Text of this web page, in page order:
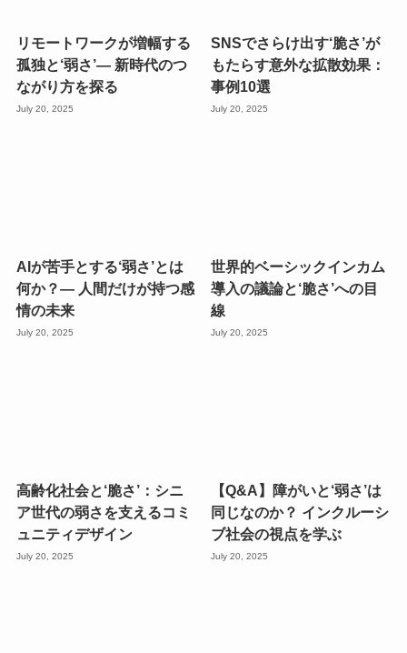
リモートワークが増幅する
孤独と‘弱さ’— 新時代のつ
ながり方を探る
July 20, 2025
SNSでさらけ出す‘脆さ’が
もたらす意外な拡散効果：
事例10選
July 20, 2025
AIが苦手とする‘弱さ’とは
何か？— 人間だけが持つ感
情の未来
July 20, 2025
世界的ベーシックインカム
導入の議論と‘脆さ’への目
線
July 20, 2025
高齢化社会と‘脆さ’：シニ
ア世代の弱さを支えるコミ
ュニティデザイン
July 20, 2025
【Q&A】障がいと‘弱さ’は
同じなのか？ インクルーシ
ブ社会の視点を学ぶ
July 20, 2025